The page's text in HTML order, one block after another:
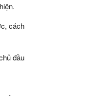
cách
đầu